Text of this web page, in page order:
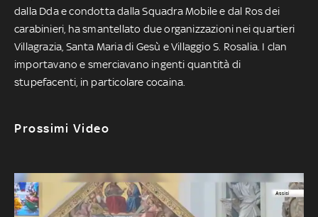
dalla Dda e condotta dalla Squadra Mobile e dal Ros dei
carabinieri, ha smantellato due organizzazioni nei quartieri
Villagrazia, Santa Maria di Gesù e Villaggio S. Rosalia. I clan
importavano e smerciavano ingenti quantità di
stupefacenti, in particolare cocaina.
Prossimi Video